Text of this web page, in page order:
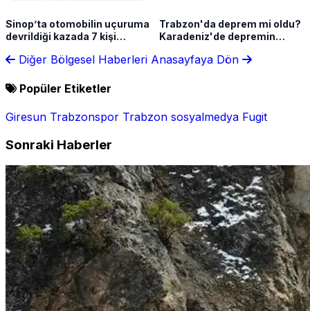
Sinop’ta otomobilin uçuruma
devrildiği kazada 7 kişi
Trabzon'da deprem mi oldu?
Karadeniz'de depremin
Diğer Bölgesel Haberleri Anasayfaya Dön
Popüler Etiketler
Giresun Trabzonspor Trabzon sosyalmedya Fugit
Sonraki Haberler